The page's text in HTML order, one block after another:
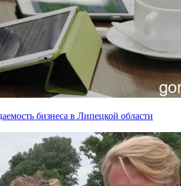
бизнеса в Липецкой области